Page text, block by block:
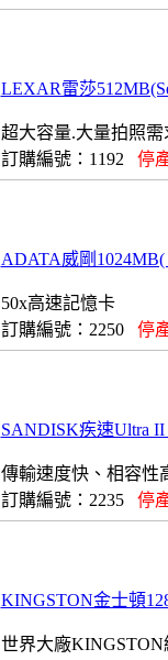
LEXAR雷莎
超大容量.大量拍照
訂購編號：1192 停
ADATA威剛1024MB(
50x高速記憶卡
訂購編號：2250 停
SANDISK疾速Ultra
傳輸速度快、相容性
訂購編號：2235 停
KINGSTON金士頓
世界大廠KINGSTON